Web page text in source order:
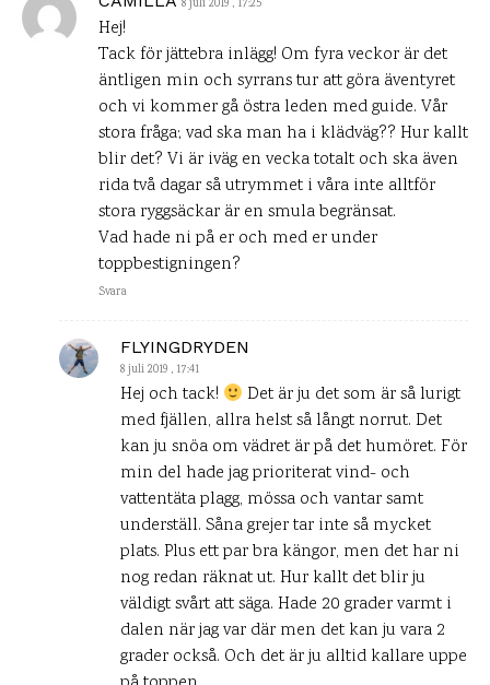
8 juli 2019 , 17:25
Hej!
Tack för jättebra inlägg! Om fyra veckor är det
äntligen min och syrrans tur att göra äventyret
och vi kommer gå östra leden med guide. Vår
stora fråga; vad ska man ha i klädväg?? Hur kallt
blir det? Vi är iväg en vecka totalt och ska även
rida två dagar så utrymmet i våra inte alltför
stora ryggsäckar är en smula begränsat.
Vad hade ni på er och med er under
toppbestigningen?
Svara
FLYINGDRYDEN
8 juli 2019 , 17:41
Hej och tack!
Det är ju det som är så lurigt
med fjällen, allra helst så långt norrut. Det
kan ju snöa om vädret är på det humöret. För
min del hade jag prioriterat vind- och
vattentäta plagg, mössa och vantar samt
underställ. Såna grejer tar inte så mycket
plats. Plus ett par bra kängor, men det har ni
nog redan räknat ut. Hur kallt det blir ju
väldigt svårt att säga. Hade 20 grader varmt i
dalen när jag var där men det kan ju vara 2
grader också. Och det är ju alltid kallare uppe